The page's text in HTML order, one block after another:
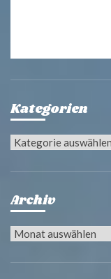
Kategorien
Kategorien
Archiv
Archiv